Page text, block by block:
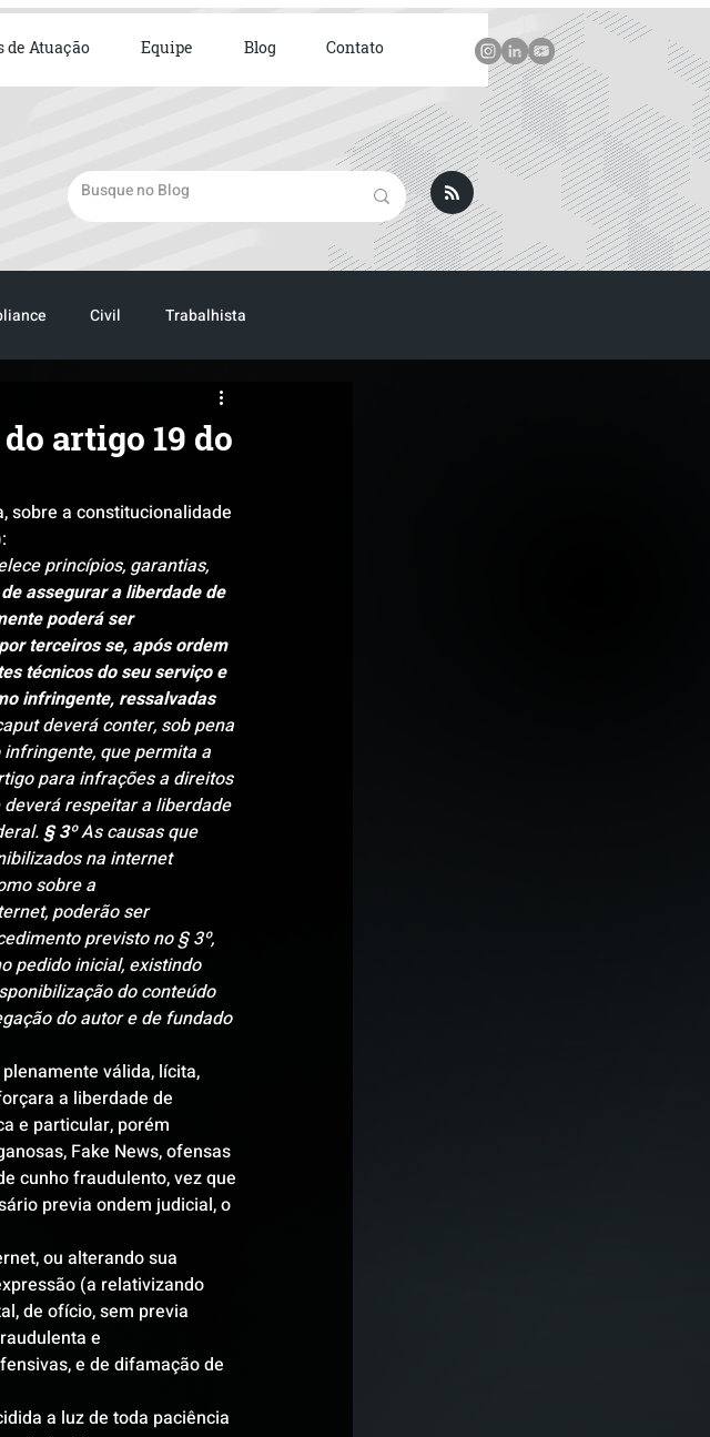
de Atuação Equipe Blog Contato
Civil Trabalhista
LOGISTICA
artigo 19 do
sobre a constitucionalidade
princípios, garantias,
assegurar a liberdade de
poderá ser
terceiros se, após ordem
técnicos do seu serviço e
infringente, ressalvadas
deverá conter, sob pena
que permita a
para infrações a direitos
respeitar a liberdade
§ 3º As causas que
na internet
sobre a
poderão ser
previsto no § 3º,
pedido inicial, existindo
do conteúdo
do autor e de fundado
válida, lícita,
a liberdade de
e particular, porém
Fake News, ofensas
cunho fraudulento, vez que
previa ondem judicial, o
ou alterando sua
(a relativizando
de ofício, sem previa
e
e de difamação de
a luz de toda paciência